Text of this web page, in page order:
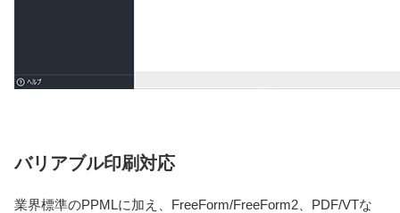
バリアブル印刷対応
業界標準のPPMLに加え、FreeForm/FreeForm2、PDF/VTな